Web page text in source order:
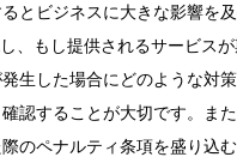
とビジネスに大きな影響を
、もし提供されるサービス
生した場合にどのような対
認することが大切です。ま
のペナルティ条項を盛り込